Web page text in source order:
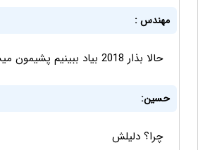
مهندس :
حالا بذار 2018 بیاد ببینیم پشیمون میشیم یا نه
حسین:
چرا؟ دلیلش